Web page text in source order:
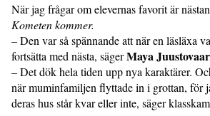
När jag frågar om elevernas favorit är
Kometen kommer.
– Den var så spännande att när en läsläxa
fortsätta med nästa, sägerMaya
– Det dök hela tiden upp nya karaktärer.
när muminfamiljen flyttade in i grottan, för
deras hus står kvar eller inte, säger